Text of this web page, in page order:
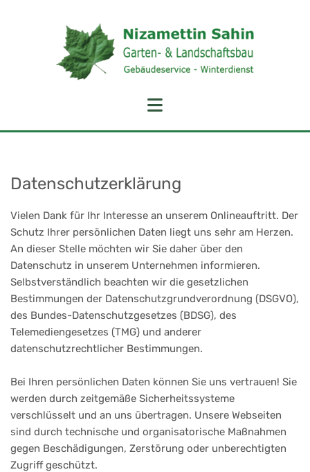
Datenschutzerklärung
Vielen Dank für Ihr Interesse an unserem Onlineauftritt. Der
Schutz Ihrer persönlichen Daten liegt uns sehr am Herzen.
An dieser Stelle möchten wir Sie daher über den
Datenschutz in unserem Unternehmen informieren.
Selbstverständlich beachten wir die gesetzlichen
Bestimmungen der Datenschutzgrundverordnung (DSGVO),
des Bundes-Datenschutzgesetzes (BDSG), des
Telemediengesetzes (TMG) und anderer
datenschutzrechtlicher Bestimmungen.
Bei Ihren persönlichen Daten können Sie uns vertrauen! Sie
werden durch zeitgemäße Sicherheitssysteme
verschlüsselt und an uns übertragen. Unsere Webseiten
sind durch technische und organisatorische Maßnahmen
gegen Beschädigungen, Zerstörung oder unberechtigten
Zugriff geschützt.